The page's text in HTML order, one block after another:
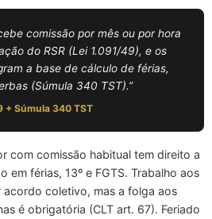
comissão por mês ou por hora
do RSR (Lei 1.091/49), e os
a base de cálculo de férias,
(Súmula 340 TST).”
Súmula 340 TST
com comissão habitual tem direito a
em férias, 13º e FGTS. Trabalho aos
coletivo, mas a folga aos
é obrigatória (CLT art. 67). Feriado